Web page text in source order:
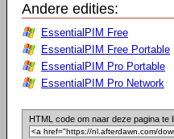
Andere edities:
EssentialPIM Free
EssentialPIM Free Portable
EssentialPIM Pro Portable
EssentialPIM Pro Network
HTML code om naar deze pagina te